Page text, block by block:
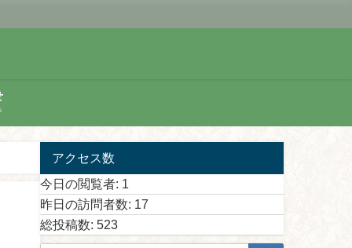
アクセス数
今日の閲覧者: 1
昨日の訪問者数: 17
総投稿数: 523